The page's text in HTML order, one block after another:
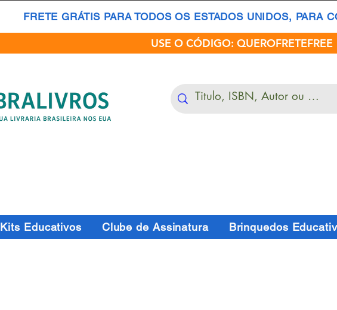
FRETE GRÁTIS PARA TODOS OS ESTADOS UNIDOS, PARA
USE O CÓDIGO: QUEROFRETEFREE
Kits Educativos Clube de Assinatura Brinquedos